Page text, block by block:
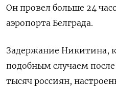
Он провел больше 24
аэропорта Белграда.
Задержание Никитина,
подобным случаем
тысяч россиян,